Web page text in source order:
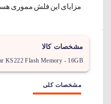
مزایای این فلش مموری
مشخصات کالا
KS222 Flash Memory - 16GB
مشخصات کلی